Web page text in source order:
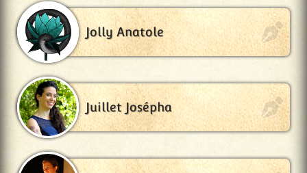
Jolly Anatole
Juillet Josépha